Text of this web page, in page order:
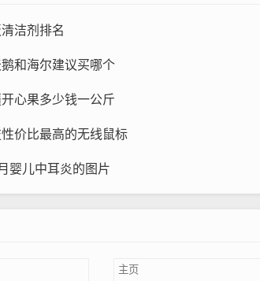
洁剂排名
和海尔建议买哪个
心果多少钱一公斤
价比最高的无线鼠标
婴儿中耳炎的图片